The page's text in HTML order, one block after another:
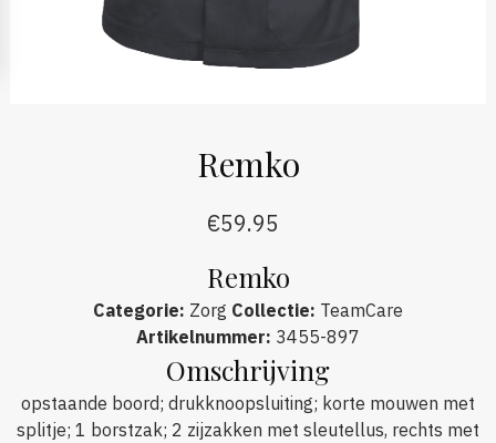
Remko
€59.95
Remko
Categorie: Zorg Collectie: TeamCare
Artikelnummer: 3455-897
Omschrijving
opstaande boord; drukknoopsluiting; korte mouwen met
splitje; 1 borstzak; 2 zijzakken met sleutellus, rechts met